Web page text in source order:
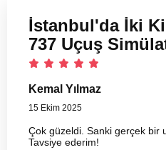
İstanbul'da İki
737 Uçuş
Kemal Yılmaz
15 Ekim 2025
Çok güzeldi. Sanki gerçek bir
Tavsiye ederim!